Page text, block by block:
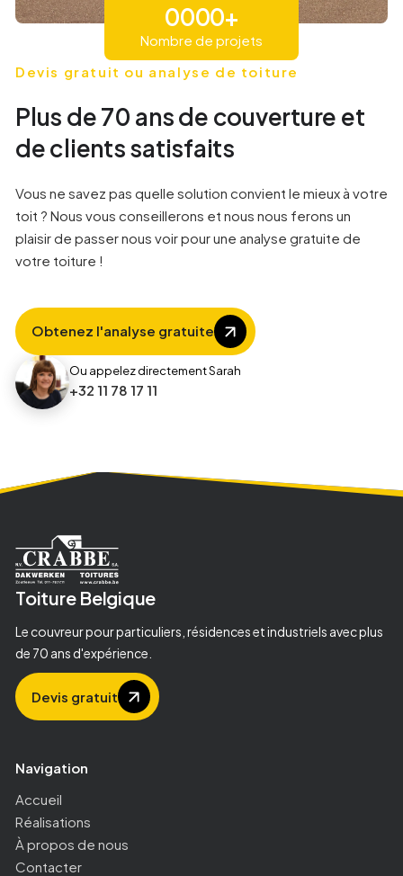
0
1
9
1
0
1
2
3
4
8
1
3
0
1
2
3
4
5
6
8
0
1
2
3
4
5
6
8
+
Nombre de projets
Devis gratuit ou analyse de toiture
Plus de 70 ans de couverture et
de clients satisfaits
Vous ne savez pas quelle solution convient le mieux à votre
toit ? Nous vous conseillerons et nous nous ferons un
plaisir de passer nous voir pour une analyse gratuite de
votre toiture !
Obtenez l'analyse gratuite
Ou appelez directement Sarah
+32 11 78 17 11
Toiture Belgique
Le couvreur pour particuliers, résidences et industriels avec plus
de 70 ans d'expérience.
Devis gratuit
Navigation
Accueil
Réalisations
À propos de nous
Contacter